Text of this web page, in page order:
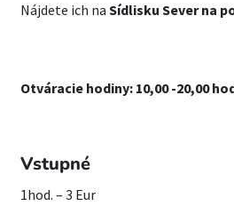
Nájdete ich na Sídlisku Sever na
Otváracie hodiny: 10,00 -20,00
Vstupné
1hod. – 3 Eur